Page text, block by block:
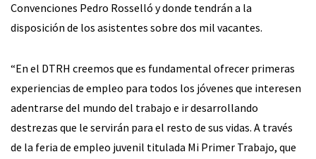
Convenciones Pedro Rosselló y donde tendrán a la
disposición de los asistentes sobre dos mil vacantes.
“En el DTRH creemos que es fundamental ofrecer primeras
experiencias de empleo para todos los jóvenes que interesen
adentrarse del mundo del trabajo e ir desarrollando
destrezas que le servirán para el resto de sus vidas. A través
de la feria de empleo juvenil titulada Mi Primer Trabajo, que